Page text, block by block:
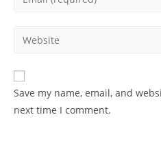
address
comment
Enter
website
URL
(optional)
Save my name, email, and
next time I comment.